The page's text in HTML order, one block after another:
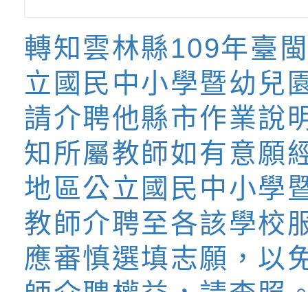
立臺灣科學教育館（
林區士商路189號）
理「115年度515國
導及系列座談活動」
術才能音樂班鑑定二
章
函轉本府新聞處115
安全宣導
檢送本府新聞處115
安全宣導
有關衛生福利部辦理
逆境少年家庭支持服
員專業輔導及效能精
北、中、南共3場次
訓練
轉知社團法人中華民
礙聯盟辦理「2026
少意見交流大會」簡
台灣遊戲治療學會將
月至8月舉辦「空間
多元文化遊戲室之規
造」、「阿德勒心理
檢送行政院新聞傳播
月份公共服務政策溝
訊
桃園市龜山區大坑國
理114學年度整合性
台灣遊戲治療學會
轉知雲林縣109年臺
立國民中小學暨幼兒
請介聘他縣市作業說
知所屬教師如有意願
地區公立國民中小學
教師介聘至各該學校
應審慎選填志願，以